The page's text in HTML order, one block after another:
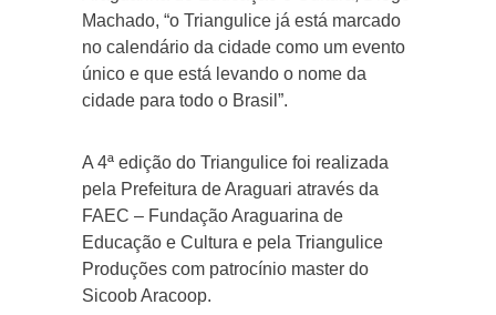
Machado, “o Triangulice já está marcado
no calendário da cidade como um evento
único e que está levando o nome da
cidade para todo o Brasil”.
A 4ª edição do Triangulice foi realizada
pela Prefeitura de Araguari através da
FAEC – Fundação Araguarina de
Educação e Cultura e pela Triangulice
Produções com patrocínio master do
Sicoob Aracoop.